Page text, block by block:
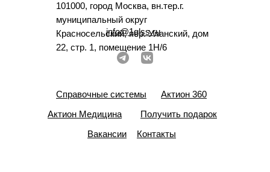
101000, город Москва, вн.тер.г.
муниципальный округ
Красносельский, пер. Уланский, дом
22, стр. 1, помещение 1Н/6
info@1glss.ru
Справочные системы
Актион 360
Актион Медицина
Получить подарок
Вакансии
Контакты